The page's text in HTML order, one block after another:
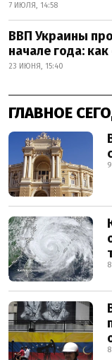
7 ИЮЛЯ, 14:58
ВВП Украины
начале года:
23 ИЮНЯ, 15:40
ГЛАВНОЕ